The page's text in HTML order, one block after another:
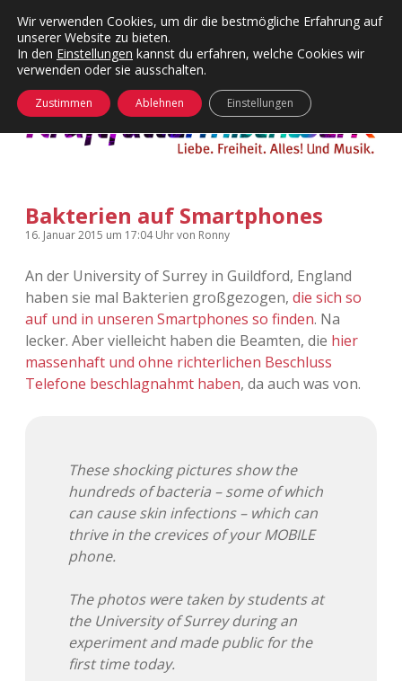
Kategorien
Menü
24 Hours Chilling
Die Wende
KFMW-Disco
Kopfkinomusik
Nur mal so
Täglicher Sinnwahn
Wandnotizen
KFMW-Disco
Dates
Contact
Menü
öffnen
Adventskalender 2010
Adventskalender 2011
Adventskalender 2012
Adventskalender 2014
Adventskalender 2015
Adventskalender 2017
Adventskalender 2018
facebook
instagram
rsssoundcloud
vimeoBluesky
öffnen
Bakterien auf Smartphones
16. Januar 2015 um 17:04 Uhrvon Ronny
An der University of Surrey in Guildford, England
haben sie mal Bakterien großgezogen, die sich so
auf und in unseren Smartphones so finden. Na
lecker. Aber vielleicht haben die Beamten, die hier
massenhaft und ohne richterlichen Beschluss
Telefone beschlagnahmt haben, da auch was von.
These shocking pictures show the
hundreds of bacteria – some of which
can cause skin infections – which can
thrive in the crevices of your MOBILE
phone.
The photos were taken by students at
the University of Surrey during an
experiment and made public for the
first time today.
Wir verwenden Cookies, um dir die bestmögliche Erfahrung auf
unserer Website zu bieten.
In den Einstellungen kannst du erfahren, welche Cookies wir
verwenden oder sie ausschalten.
Zustimmen Ablehnen Einstellungen